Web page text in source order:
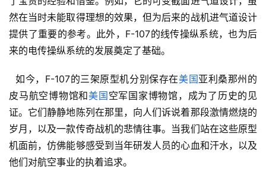
然在当时未能取得理想的效果，但为后来的战机进气道设计
提供了重要的参考。此外，F-107的线传操纵系统，也为后
来的电传操纵系统的发展奠定了基础。
如今，F-107的三架原型机分别保存在美国亚利桑那州的
皮马航空博物馆和美国 空军国家博物馆，成为了历史的见
证。它们静静地陈列在那里，向人们诉说着那段激情燃烧的
岁月，以及一款传奇战机的悲情往事。当我们站在这些原型
机面前，仿佛能够感受到当年研发人员的心血和汗水，以及
他们对航空事业的执着追求。